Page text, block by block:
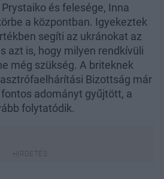
és felesége, Inna
a központban. Igyekeztek
segíti az ukránokat az
azt is, hogy milyen rendkívüli
még szükség. A briteknek
Bizottság már
adományt gyűjtött, a
folytatódik.